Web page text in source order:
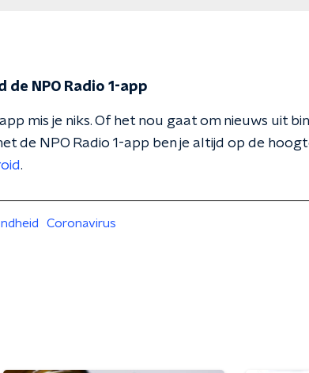
de NPO Radio 1-app
mis je niks. Of het nou gaat om nieuws uit
de NPO Radio 1-app ben je altijd op de
.
Coronavirus